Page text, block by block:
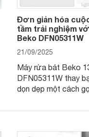
Đơn giản hóa
tầm trải nghiệm
Beko DFN05311W
21/09/2025
Máy rửa bát Beko
DFN05311W thay
dọn dẹp một cách
gian bếp của gia